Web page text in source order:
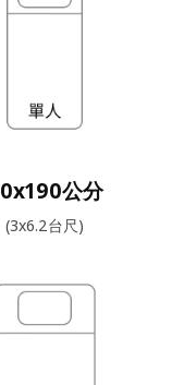
公分
(3x6.2台尺)